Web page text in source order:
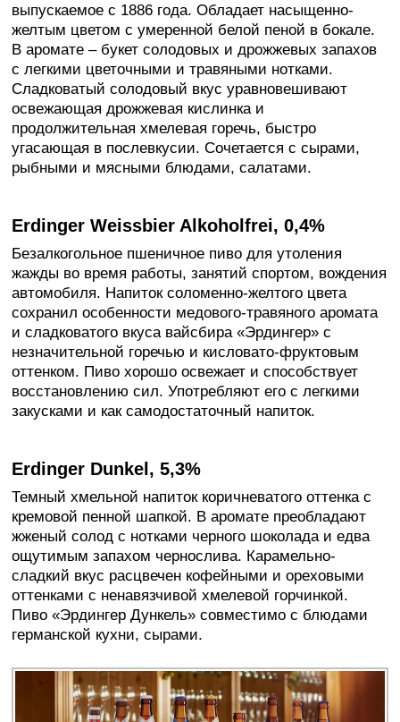
выпускаемое с 1886 года. Обладает насыщенно-
желтым цветом с умеренной белой пеной в бокале.
В аромате – букет солодовых и дрожжевых запахов
с легкими цветочными и травяными нотками.
Сладковатый солодовый вкус уравновешивают
освежающая дрожжевая кислинка и
продолжительная хмелевая горечь, быстро
угасающая в послевкусии. Сочетается с сырами,
рыбными и мясными блюдами, салатами.
Erdinger Weissbier Alkoholfrei, 0,4%
Безалкогольное пшеничное пиво для утоления
жажды во время работы, занятий спортом, вождения
автомобиля. Напиток соломенно-желтого цвета
сохранил особенности медового-травяного аромата
и сладковатого вкуса вайсбира «Эрдингер» с
незначительной горечью и кисловато-фруктовым
оттенком. Пиво хорошо освежает и способствует
восстановлению сил. Употребляют его с легкими
закусками и как самодостаточный напиток.
Erdinger Dunkel, 5,3%
Темный хмельной напиток коричневатого оттенка с
кремовой пенной шапкой. В аромате преобладают
жженый солод с нотками черного шоколада и едва
ощутимым запахом чернослива. Карамельно-
сладкий вкус расцвечен кофейными и ореховыми
оттенками с ненавязчивой хмелевой горчинкой.
Пиво «Эрдингер Дункель» совместимо с блюдами
германской кухни, сырами.